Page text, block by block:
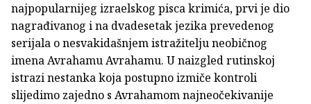
najpopularnijeg izraelskog pisca krimića, prvi je dio
nagrađivanog i na dvadesetak jezika prevedenog
serijala o nesvakidašnjem istražitelju neobičnog
imena Avrahamu Avrahamu. U naizgled rutinskoj
istrazi nestanka koja postupno izmiče kontroli
slijedimo zajedno s Avrahamom najneočekivanije